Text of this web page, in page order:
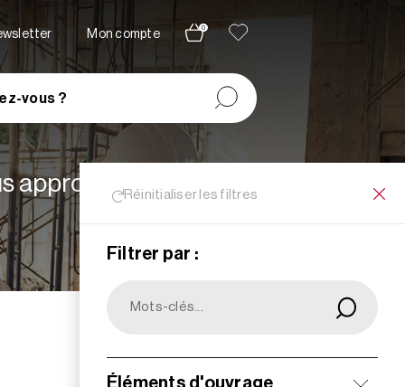
Mon compte
0
vous ?
Réinitialiser les filtres
Filtrer par :
Éléments d'ouvrage
appropriées à vos